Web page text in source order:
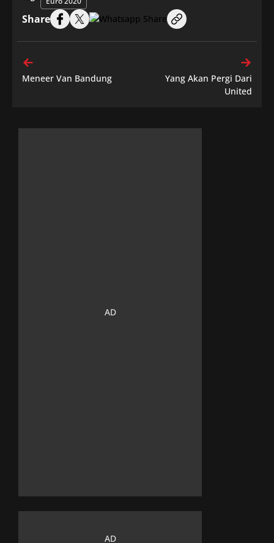
Share
Meneer Van Bandung
Yang Akan Pergi Dari
United